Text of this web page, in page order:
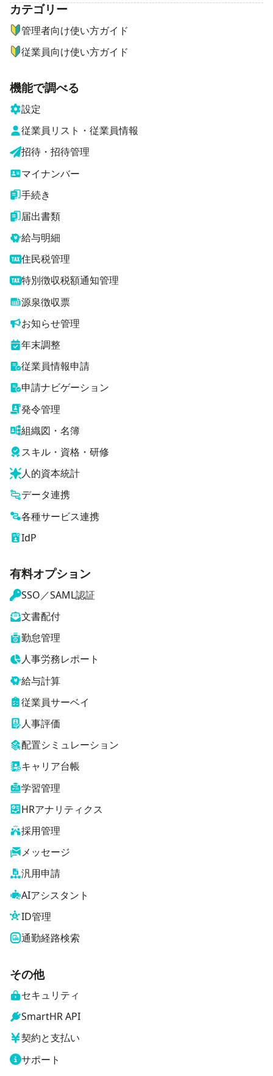
ナビゲーションメニュー
カテゴリー
管理者向け使い方ガイド
従業員向け使い方ガイド
機能で調べる
設定
従業員リスト・従業員情報
招待・招待管理
マイナンバー
手続き
届出書類
給与明細
住民税管理
特別徴収税額通知管理
源泉徴収票
お知らせ管理
年末調整
従業員情報申請
申請ナビゲーション
発令管理
組織図・名簿
スキル・資格・研修
人的資本統計
データ連携
各種サービス連携
IdP
有料オプション
SSO／SAML認証
文書配付
勤怠管理
人事労務レポート
給与計算
従業員サーベイ
人事評価
配置シミュレーション
キャリア台帳
学習管理
HRアナリティクス
採用管理
メッセージ
汎用申請
AIアシスタント
ID管理
通勤経路検索
その他
セキュリティ
SmartHR API
契約と支払い
サポート